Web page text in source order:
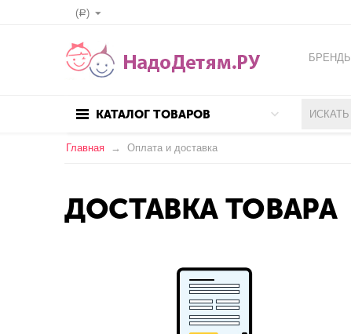
(Р)
БРЕНДЫ
КАТАЛОГ ТОВАРОВ
Главная Оплата и доставка
ДОСТАВКА ТОВАРА